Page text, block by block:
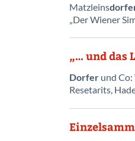
Matzleins
„Der Wiener
„… und das
Dorfer und
Resetarits,